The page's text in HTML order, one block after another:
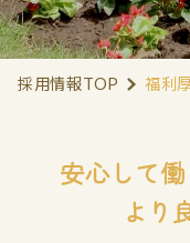
採用情報TOP 福利
安心して働
より